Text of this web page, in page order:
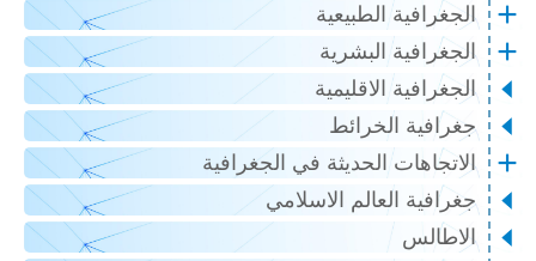
الجغرافية الطبيعية
الجغرافية البشرية
الجغرافية الاقليمية
جغرافية الخرائط
الاتجاهات الحديثة في الجغرافية
جغرافية العالم الاسلامي
الاطالس